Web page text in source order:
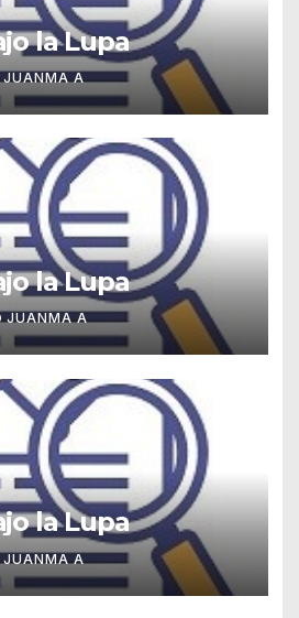
la Lupa
JUANMA A
la Lupa
JUANMA A
la Lupa
JUANMA A